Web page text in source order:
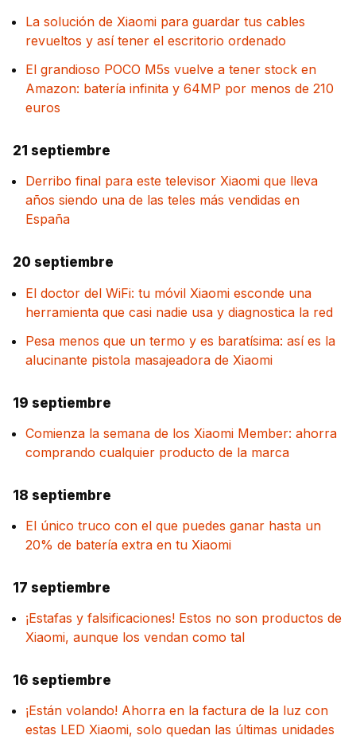
La solución de Xiaomi para guardar tus cables
revueltos y así tener el escritorio ordenado
El grandioso POCO M5s vuelve a tener stock en
Amazon: batería infinita y 64MP por menos de 210
euros
21 septiembre
Derribo final para este televisor Xiaomi que lleva
años siendo una de las teles más vendidas en
España
20 septiembre
El doctor del WiFi: tu móvil Xiaomi esconde una
herramienta que casi nadie usa y diagnostica la red
Pesa menos que un termo y es baratísima: así es la
alucinante pistola masajeadora de Xiaomi
19 septiembre
Comienza la semana de los Xiaomi Member: ahorra
comprando cualquier producto de la marca
18 septiembre
El único truco con el que puedes ganar hasta un
20% de batería extra en tu Xiaomi
17 septiembre
¡Estafas y falsificaciones! Estos no son productos de
Xiaomi, aunque los vendan como tal
16 septiembre
¡Están volando! Ahorra en la factura de la luz con
estas LED Xiaomi, solo quedan las últimas unidades